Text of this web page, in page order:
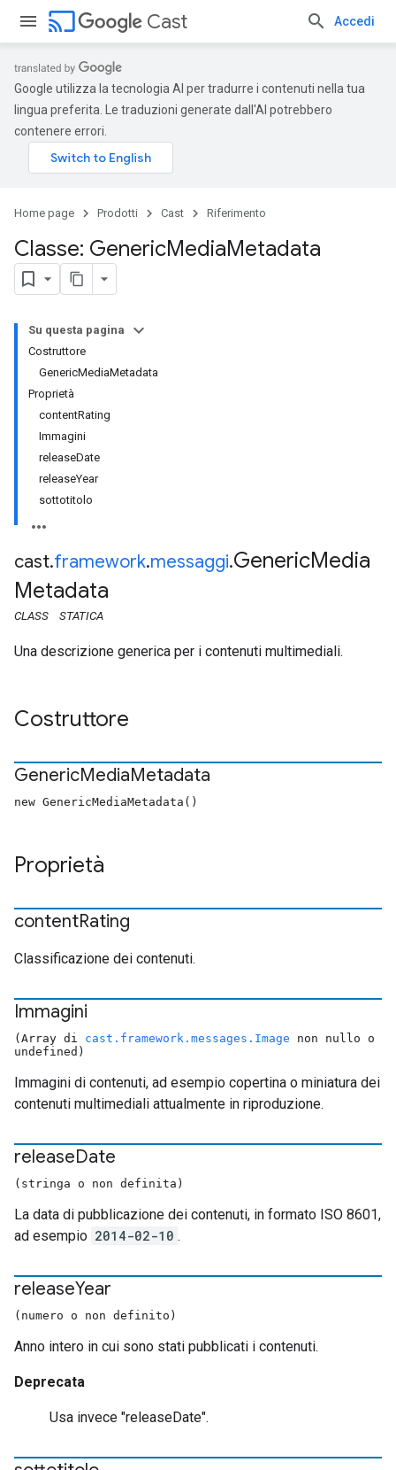
cast Cast Accedi
Google utilizza la tecnologia AI per tradurre i contenuti nella tua
lingua preferita. Le traduzioni generate dall'AI potrebbero
contenere errori.
Home page Prodotti Cast Riferimento
Classe: GenericMediaMetadata
Su questa pagina
Costruttore
GenericMediaMetadata
Proprietà
contentRating
Immagini
releaseDate
releaseYear
sottotitolo
cast.framework.messaggi.GenericMedia
Metadata
CLASS STATICA
Una descrizione generica per i contenuti multimediali.
Costruttore
GenericMediaMetadata
new GenericMediaMetadata()
Proprietà
contentRating
Classificazione dei contenuti.
Immagini
(Array di cast.framework.messages.Image non nullo o
undefined)
Immagini di contenuti, ad esempio copertina o miniatura dei
contenuti multimediali attualmente in riproduzione.
releaseDate
(stringa o non definita)
La data di pubblicazione dei contenuti, in formato ISO 8601,
ad esempio 2014-02-10 .
releaseYear
(numero o non definito)
Anno intero in cui sono stati pubblicati i contenuti.
Deprecata
Usa invece "releaseDate".